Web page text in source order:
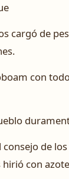
cargó de
con
de
con